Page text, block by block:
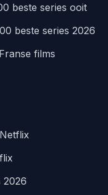
beste series ooit
beste series 2026
Franse films
2026